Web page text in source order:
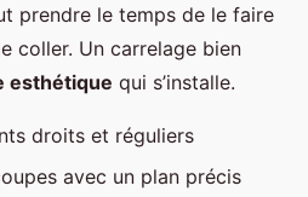
prendre le temps de le faire
coller. Un carrelage bien
esthétique qui s’installe.
droits et réguliers
avec un plan précis